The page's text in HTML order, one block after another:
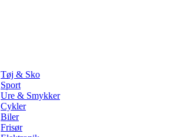
Tøj & Sko
Sport
Ure & Smykker
Cykler
Biler
Frisør